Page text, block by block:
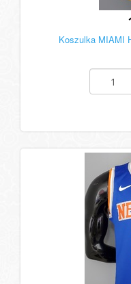
Koszulka MIAMI